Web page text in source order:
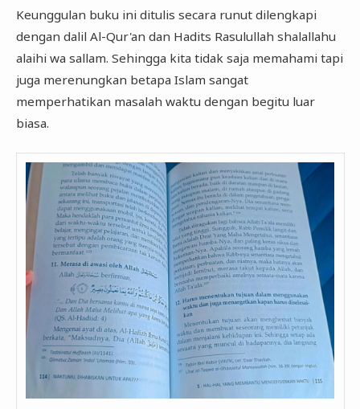
Keunggulan buku ini ditulis secara runut dilengkapi
dengan dalil Al-Qur'an dan Hadits Rasulullah shalallahu
alaihi wa sallam. Sehingga kita tidak saja memahami tapi
juga merenungkan betapa Islam sangat
memperhatikan masalah waktu dengan begitu luar
biasa.